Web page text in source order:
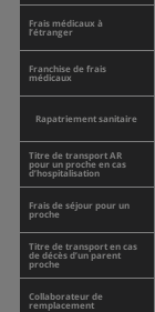
Frais médicaux à
l’étranger
Franchise de frais
médicaux
Rapatriement sanitaire
Titre de transport AR
pour un proche en cas
d’hospitalisation
Frais de séjour pour un
proche
Titre de transport en cas
de décès d’un parent
proche
Collaborateur de
remplacement